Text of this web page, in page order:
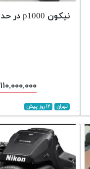
نیکون p1000 در حد نو
۱۱۰,۰۰۰,۰۰۰ تومان
تهران ۱۲ روز پیش